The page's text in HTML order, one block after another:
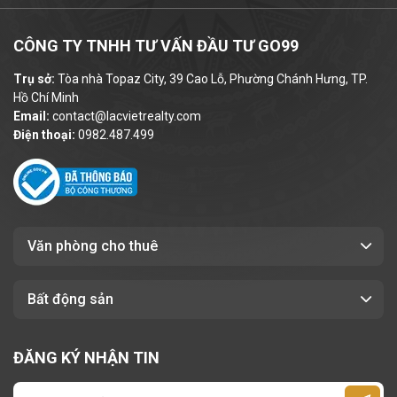
Nguyên sàn:350m²
Giá thuê tham khảo: từ16 USD
10% VAT).
Phí quản lý:3 USD /m2 /tháng
Các chi phí khác như
xe, phí làm việc ngoài giờ,... được tính
theo quy định riêng, đảm bảo minh bạch
CÔNG TY TNHH TƯ VẤN ĐẦU TƯ GO99
Trụ sở: Tòa nhà Topaz City, 39 Cao Lỗ, Phường Chánh Hưng, TP.
Hồ Chí Minh
Email: contact@lacvietrealty.com
Điện thoại: 0982.487.499
Văn phòng cho thuê
Bất động sản
ĐĂNG KÝ NHẬN TIN